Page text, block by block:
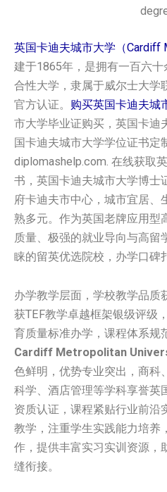
英国卡迪夫城市大学（Cardiff
建于1865年，是拥有一百六
合性大学，隶属于威尔士大学
官方认证。 购买英国‌卡迪夫城
市大学‌‌‌‌毕业证购买，英国‌卡迪
国‌卡迪夫城市大学‌‌‌‌学位证书定
diplomashelp.com. 在线获取
书，英国‌卡迪夫城市大学‌‌‌‌博士
府卡迪夫市中心，城市宜居、
熟多元。作为英国老牌应用型
质量、极强的就业导向与高留
睐的留英优选院校，办学口碑
办学教学层面，学校教学品质
获TEF教学卓越框架银级评级
育质量标准办学，课程体系规
Cardiff Metropolitan
色鲜明，优势专业突出，商科
科学、酒店管理等学科享誉英
资质认证，课程紧贴行业前沿
教学，注重学生实践能力培养
作，提供丰富实习实训资源，
缝衔接。